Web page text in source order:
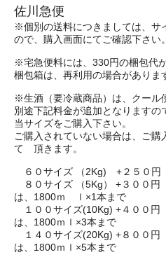
佐川急便
※個別の送料につきましては、サ
ので、購入画面にてご確認下さい。
※宅急便料には、330円の梱包代
梱包箱は、再利用の場合がありま
※生酒（要冷蔵商品）は、クール
別途下記料金が追加となります
当サイズをご購入下さい。
ご購入されていない場合は、ご
て 頂きます。
６０サイズ （2Kg) +２５０円
８０サイズ （5Kg） +３００円
は、1800ｍ ｌ×1本まで
１００サイズ(10Kg) +４００円
は、1800ｍｌ×3本まで
１４０サイズ(20Kg) +８００円
は、1800ｍｌ×5本まで